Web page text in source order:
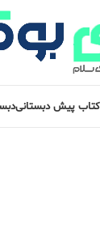
کتاب پیش دبستانی